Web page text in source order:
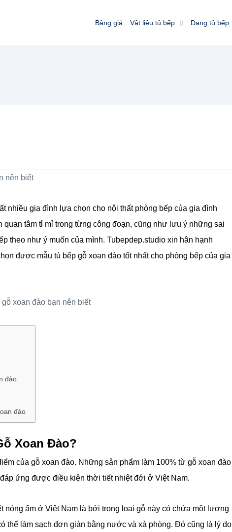
Bảng giá Vật liệu tủ bếp Dạng tủ bếp
nhiều gia đình lựa chọn cho nội thất phòng bếp của gia đình
quan tâm tỉ mỉ trong từng công đoạn, cũng như lưu ý những sai
theo như ý muốn của mình. Tubepdep.studio xin hân hạnh
được mẫu tủ bếp gỗ xoan đào tốt nhất cho phòng bếp của gia
đào
đào
Xoan Đào?
của gỗ xoan đào. Những sản phẩm làm 100% từ gỗ xoan đào
ứng được điều kiện thời tiết nhiệt đới ở Việt Nam.
nóng ẩm ở Việt Nam là bởi trong loại gỗ này có chứa một lượng
thể làm sạch đơn giản bằng nước và xà phòng. Đó cũng là lý do